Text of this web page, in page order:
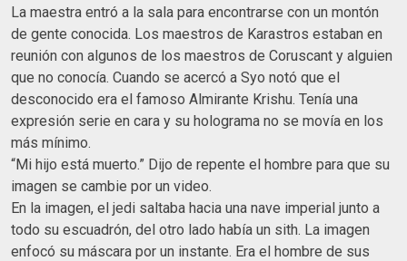
La maestra entró a la sala para encontrarse con un montón
de gente conocida. Los maestros de Karastros estaban en
reunión con algunos de los maestros de Coruscant y alguien
que no conocía. Cuando se acercó a Syo notó que el
desconocido era el famoso Almirante Krishu. Tenía una
expresión serie en cara y su holograma no se movía en los
más mínimo.
“Mi hijo está muerto.” Dijo de repente el hombre para que su
imagen se cambie por un video.
En la imagen, el jedi saltaba hacia una nave imperial junto a
todo su escuadrón, del otro lado había un sith. La imagen
enfocó su máscara por un instante. Era el hombre de sus